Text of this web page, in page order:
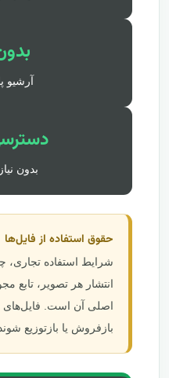
آرشیو
بدون
حقوق استفاده از فایل‌ها
شرایط استفاده تجاری،
انتشار هر تصویر، تابع
اصلی آن است. فایل‌های
بازفروش یا بازتوزیع